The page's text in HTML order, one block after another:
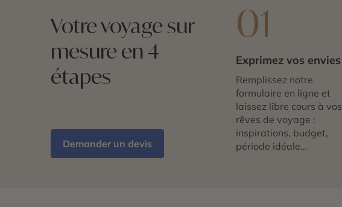
Votre voyage sur
mesure en 4
étapes
Demander un devis
01
Exprimez vos envies
Remplissez notre
formulaire en ligne et
laissez libre cours à vos
rêves de voyage :
inspirations, budget,
période idéale…